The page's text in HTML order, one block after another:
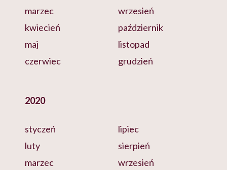
marzec
kwiecień
maj
czerwiec
wrzesień
październik
listopad
grudzień
2020
styczeń
luty
marzec
lipiec
sierpień
wrzesień